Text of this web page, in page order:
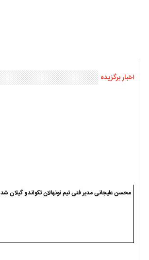
اخبار برگزیده
محسن علیجانی مدیر فنی تیم نونهالان تکواندو گیلان شد